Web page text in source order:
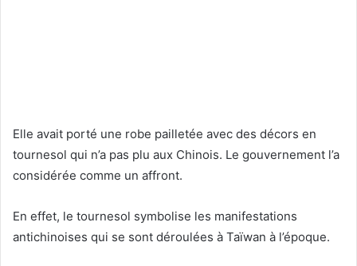
Elle avait porté une robe pailletée avec des décors en
tournesol qui n’a pas plu aux Chinois. Le gouvernement l’a
considérée comme un affront.
En effet, le tournesol symbolise les manifestations
antichinoises qui se sont déroulées à Taïwan à l’époque.